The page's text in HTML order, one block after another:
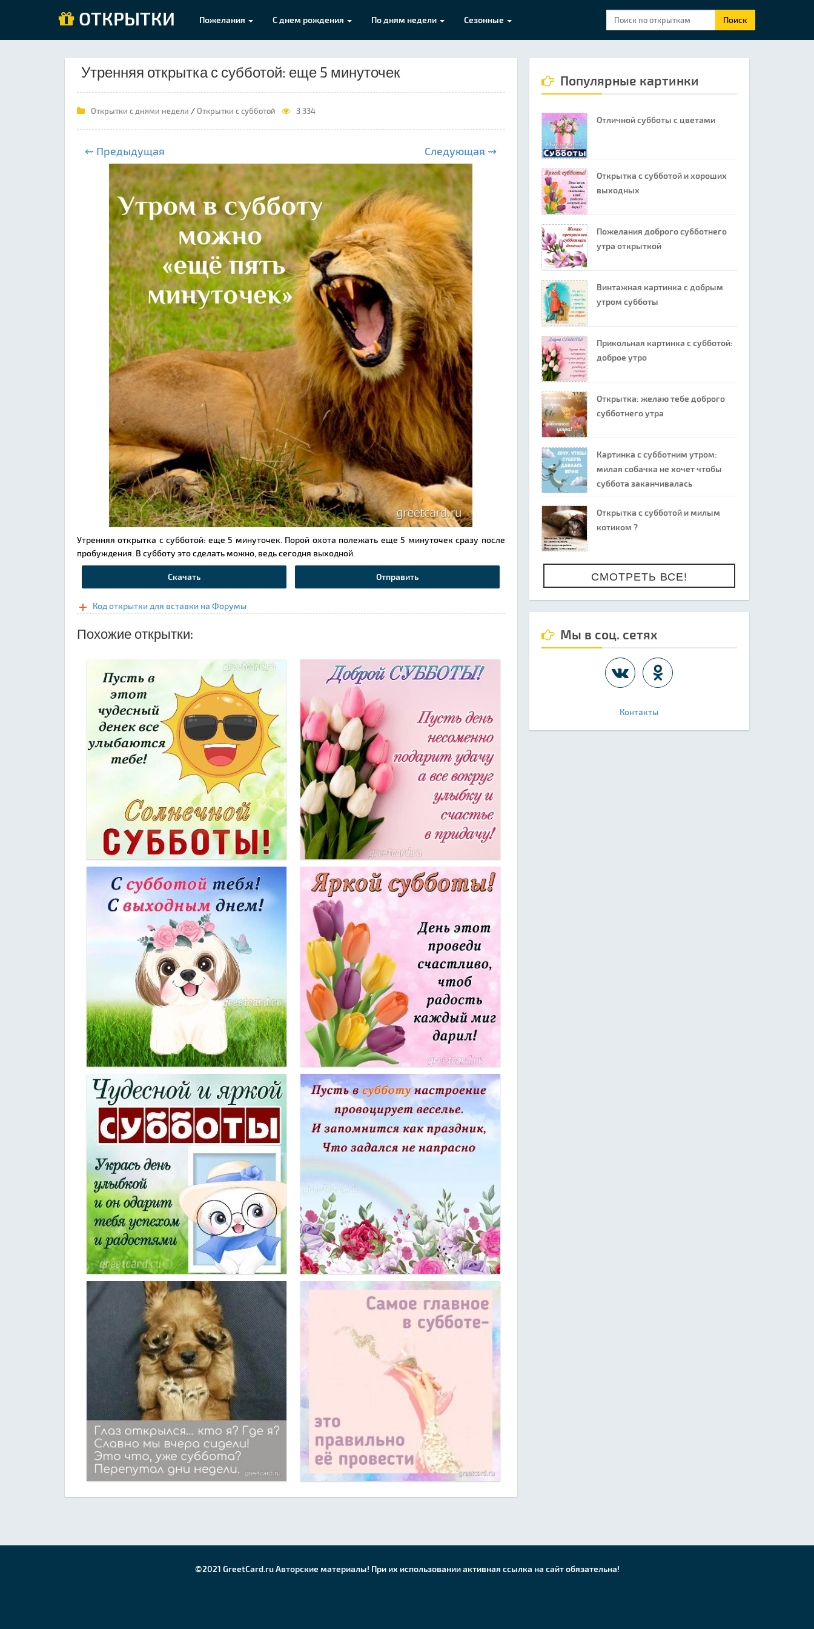
ОТКРЫТКИ Пожелания С днем рождения По дням недели Сезонные Поиск
Утренняя открытка с субботой: еще 5 минуточек
Открытки с днями недели /Открытки с субботой 3 334
⇜ Предыдущая Следующая ⇝
Утренняя открытка с субботой: еще 5 минуточек. Порой охота полежать еще 5 минуточек сразу после
пробуждения. В субботу это сделать можно, ведь сегодня выходной.
Скачать Отправить
Код открытки для вставки на Форумы
Похожие открытки:
Популярные картинки
Отличной субботы с цветами
Открытка с субботой и хороших
выходных
Пожелания доброго субботнего
утра открыткой
Винтажная картинка с добрым
утром субботы
Прикольная картинка с субботой:
доброе утро
Открытка: желаю тебе доброго
субботнего утра
Картинка с субботним утром:
милая собачка не хочет чтобы
суббота заканчивалась
Открытка с субботой и милым
котиком ?
СМОТРЕТЬ ВСЕ!
Мы в соц. сетях
Контакты
©2021 GreetCard.ru Авторские материалы! При их использовании активная ссылка на сайт обязательна!